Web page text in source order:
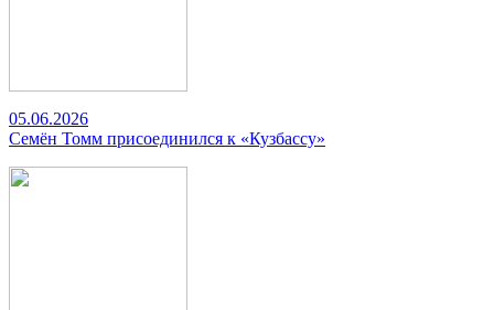
05.06.2026
Семён Томм присоединился к «Кузбассу»